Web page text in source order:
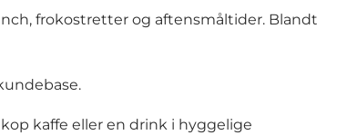
frokostretter og aftensmåltider. Blandt
kaffe eller en drink i hyggelige